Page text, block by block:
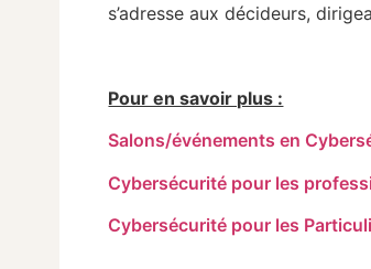
s’adresse aux décideurs,
Pour en savoir plus :
Salons/événements en
Cybersécurité pour les
Cybersécurité pour les